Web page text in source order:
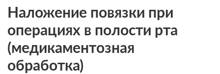
Наложение повязки при
операциях в полости рта
(медикаментозная
обработка)